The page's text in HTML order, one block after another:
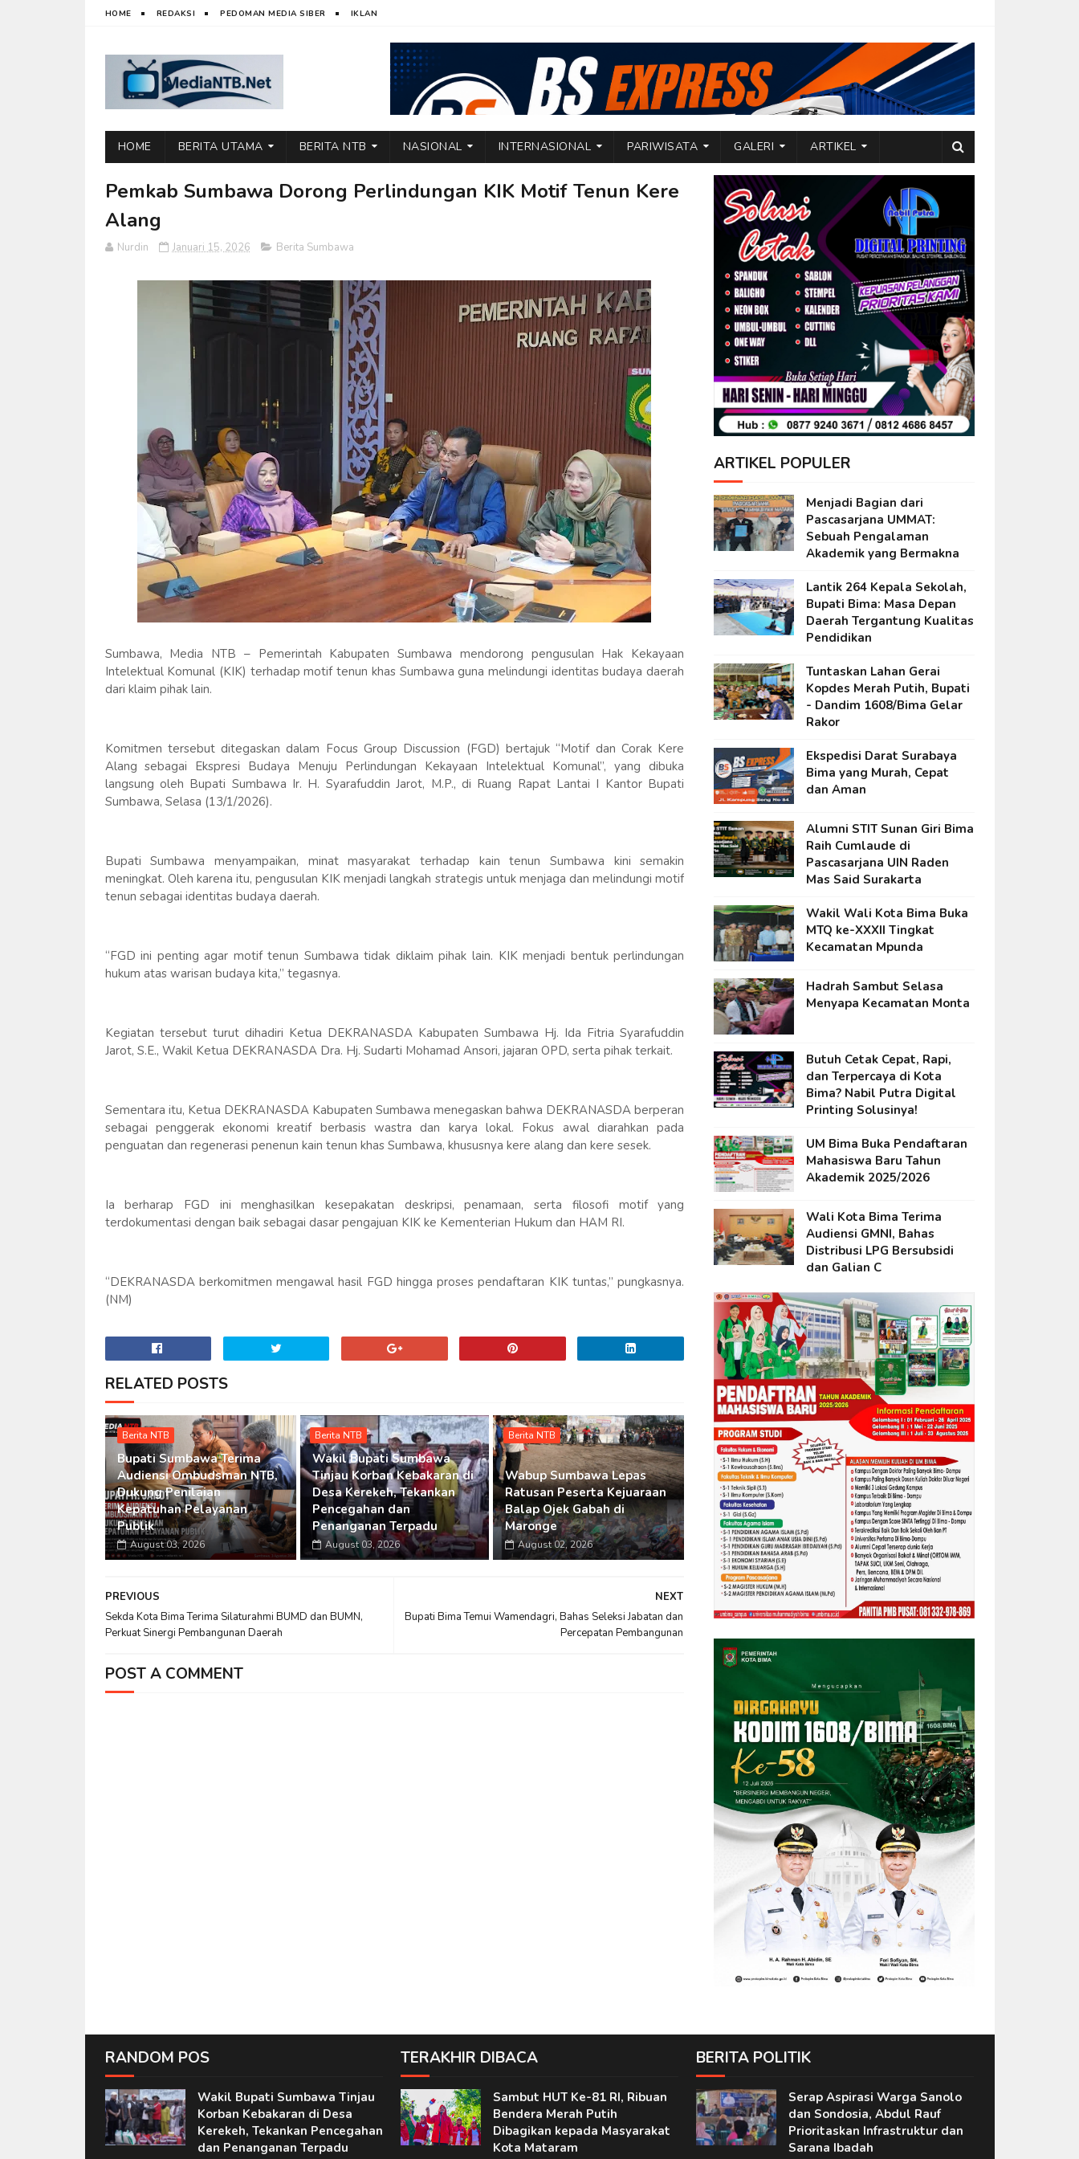
HOME REDAKSI PEDOMAN MEDIA SIBER IKLAN
HOME BERITA UTAMA BERITA NTB NASIONAL INTERNASIONAL PARIWISATA GALERI ARTIKEL
Pemkab Sumbawa Dorong Perlindungan KIK Motif Tenun Kere
Alang
Nurdin Januari 15, 2026 Berita Sumbawa
Sumbawa, Media NTB – Pemerintah Kabupaten Sumbawa mendorong pengusulan Hak Kekayaan
Intelektual Komunal (KIK) terhadap motif tenun khas Sumbawa guna melindungi identitas budaya daerah
dari klaim pihak lain.
Komitmen tersebut ditegaskan dalam Focus Group Discussion (FGD) bertajuk “Motif dan Corak Kere
Alang sebagai Ekspresi Budaya Menuju Perlindungan Kekayaan Intelektual Komunal”, yang dibuka
langsung oleh Bupati Sumbawa Ir. H. Syarafuddin Jarot, M.P., di Ruang Rapat Lantai I Kantor Bupati
Sumbawa, Selasa (13/1/2026).
Bupati Sumbawa menyampaikan, minat masyarakat terhadap kain tenun Sumbawa kini semakin
meningkat. Oleh karena itu, pengusulan KIK menjadi langkah strategis untuk menjaga dan melindungi motif
tenun sebagai identitas budaya daerah.
“FGD ini penting agar motif tenun Sumbawa tidak diklaim pihak lain. KIK menjadi bentuk perlindungan
hukum atas warisan budaya kita,” tegasnya.
Kegiatan tersebut turut dihadiri Ketua DEKRANASDA Kabupaten Sumbawa Hj. Ida Fitria Syarafuddin
Jarot, S.E., Wakil Ketua DEKRANASDA Dra. Hj. Sudarti Mohamad Ansori, jajaran OPD, serta pihak terkait.
Sementara itu, Ketua DEKRANASDA Kabupaten Sumbawa menegaskan bahwa DEKRANASDA berperan
sebagai penggerak ekonomi kreatif berbasis wastra dan karya lokal. Fokus awal diarahkan pada
penguatan dan regenerasi penenun kain tenun khas Sumbawa, khususnya kere alang dan kere sesek.
Ia berharap FGD ini menghasilkan kesepakatan deskripsi, penamaan, serta filosofi motif yang
terdokumentasi dengan baik sebagai dasar pengajuan KIK ke Kementerian Hukum dan HAM RI.
“DEKRANASDA berkomitmen mengawal hasil FGD hingga proses pendaftaran KIK tuntas,” pungkasnya.
(NM)
RELATED POSTS
Berita NTB
Bupati Sumbawa Terima
Audiensi Ombudsman NTB,
Dukung Penilaian
Kepatuhan Pelayanan
Publik
August 03, 2026
Berita NTB
Wakil Bupati Sumbawa
Tinjau Korban Kebakaran di
Desa Kerekeh, Tekankan
Pencegahan dan
Penanganan Terpadu
August 03, 2026
Berita NTB
Wabup Sumbawa Lepas
Ratusan Peserta Kejuaraan
Balap Ojek Gabah di
Maronge
August 02, 2026
NEXT
Bupati Bima Temui Wamendagri, Bahas Seleksi Jabatan dan
Percepatan Pembangunan
PREVIOUS
Sekda Kota Bima Terima Silaturahmi BUMD dan BUMN,
Perkuat Sinergi Pembangunan Daerah
POST A COMMENT
ARTIKEL POPULER
Menjadi Bagian dari
Pascasarjana UMMAT:
Sebuah Pengalaman
Akademik yang Bermakna
Lantik 264 Kepala Sekolah,
Bupati Bima: Masa Depan
Daerah Tergantung Kualitas
Pendidikan
Tuntaskan Lahan Gerai
Kopdes Merah Putih, Bupati
- Dandim 1608/Bima Gelar
Rakor
Ekspedisi Darat Surabaya
Bima yang Murah, Cepat
dan Aman
Alumni STIT Sunan Giri Bima
Raih Cumlaude di
Pascasarjana UIN Raden
Mas Said Surakarta
Wakil Wali Kota Bima Buka
MTQ ke-XXXII Tingkat
Kecamatan Mpunda
Hadrah Sambut Selasa
Menyapa Kecamatan Monta
Butuh Cetak Cepat, Rapi,
dan Terpercaya di Kota
Bima? Nabil Putra Digital
Printing Solusinya!
UM Bima Buka Pendaftaran
Mahasiswa Baru Tahun
Akademik 2025/2026
Wali Kota Bima Terima
Audiensi GMNI, Bahas
Distribusi LPG Bersubsidi
dan Galian C
RANDOM POS
Wakil Bupati Sumbawa Tinjau
Korban Kebakaran di Desa
Kerekeh, Tekankan Pencegahan
dan Penanganan Terpadu
TERAKHIR DIBACA
Sambut HUT Ke-81 RI, Ribuan
Bendera Merah Putih
Dibagikan kepada Masyarakat
Kota Mataram
BERITA POLITIK
Serap Aspirasi Warga Sanolo
dan Sondosia, Abdul Rauf
Prioritaskan Infrastruktur dan
Sarana Ibadah